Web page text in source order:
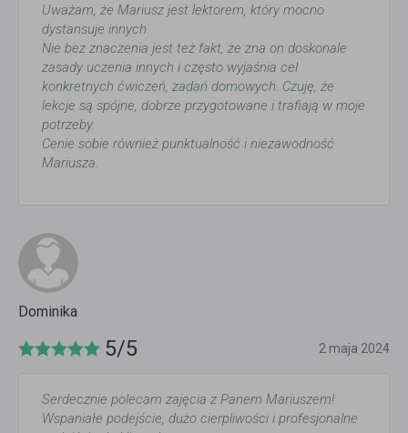
Uważam, że Mariusz jest lektorem, który mocno
dystansuje innych.
Nie bez znaczenia jest też fakt, że zna on doskonale
zasady uczenia innych i często wyjaśnia cel
konkretnych ćwiczeń, zadań domowych. Czuję, że
lekcje są spójne, dobrze przygotowane i trafiają w moje
potrzeby.
Cenie sobie również punktualność i niezawodność
Mariusza.
Dominika
5/5 2 maja 2024
Serdecznie polecam zajęcia z Panem Mariuszem!
Wspaniałe podejście, dużo cierpliwości i profesjonalne